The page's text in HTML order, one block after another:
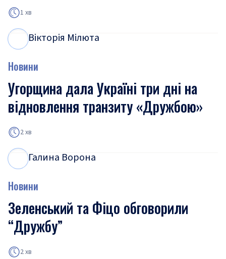
1 хв
Вікторія Мілюта
Новини
Угорщина дала Україні три дні на
відновлення транзиту «Дружбою»
2 хв
Галина Ворона
Новини
Зеленський та Фіцо обговорили
“Дружбу”
2 хв